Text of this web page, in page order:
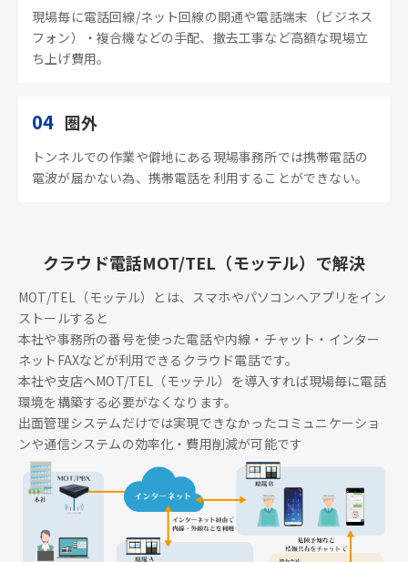
現場毎に電話回線/ネット回線の開通や電話端末（ビジネス
フォン）・複合機などの手配、撤去工事など高額な現場立
ち上げ費用。
04 圏外
トンネルでの作業や僻地にある現場事務所では携帯電話の
電波が届かない為、携帯電話を利用することができない。
クラウド電話MOT/TEL（モッテル）で解決
MOT/TEL（モッテル）とは、スマホやパソコンへアプリをイン
ストールすると
本社や事務所の番号を使った電話や内線・チャット・インター
ネットFAXなどが利用できるクラウド電話です。
本社や支店へMOT/TEL（モッテル）を導入すれば現場毎に電話
環境を構築する必要がなくなります。
出面管理システムだけでは実現できなかったコミュニケーショ
ンや通信システムの効率化・費用削減が可能です